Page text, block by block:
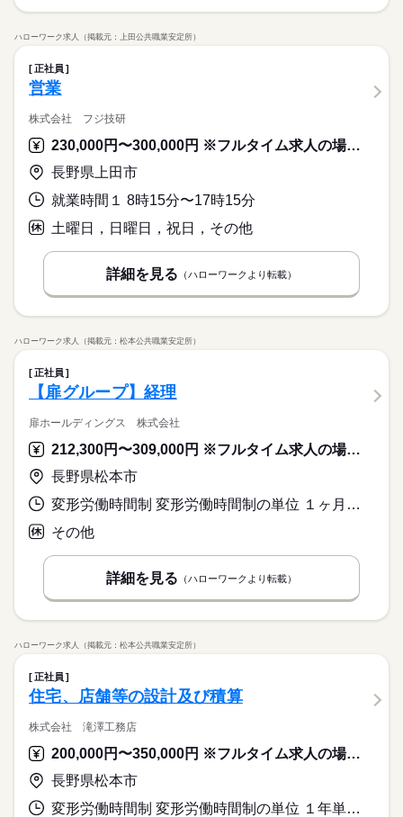
ハローワーク求人（掲載元：上田公共職業安定所）
正社員
営業
株式会社 フジ技研
230,000円〜300,000円 ※フルタイム求人の場合は月額（換算額）、パート求人の場合は時間額を表示しています。
長野県上田市
就業時間１ 8時15分〜17時15分
土曜日，日曜日，祝日，その他
詳細を見る （ハローワークより転載）
ハローワーク求人（掲載元：松本公共職業安定所）
正社員
【扉グループ】経理
扉ホールディングス 株式会社
212,300円〜309,000円 ※フルタイム求人の場合は月額（換算額）、パート求人の場合は時間額を表示しています。
長野県松本市
変形労働時間制 変形労働時間制の単位 １ヶ月単位 就業時間１ 9時00分〜18時00分 就業時間に関する特記事項 就業時間はシフトによります。
その他
詳細を見る （ハローワークより転載）
ハローワーク求人（掲載元：松本公共職業安定所）
正社員
住宅、店舗等の設計及び積算
株式会社 滝澤工務店
200,000円〜350,000円 ※フルタイム求人の場合は月額（換算額）、パート求人の場合は時間額を表示しています。
長野県松本市
変形労働時間制 変形労働時間制の単位 １年単位 就業時間１ 8時00分〜17時30分